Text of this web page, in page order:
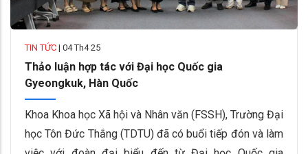
TIN TỨC | 04 Th4 25
Thảo luận hợp tác với Đại học Quốc gia
Gyeongkuk, Hàn Quốc
Khoa Khoa học Xã hội và Nhân văn (FSSH), Trường Đại
học Tôn Đức Thắng (TDTU) đã có buổi tiếp đón và làm